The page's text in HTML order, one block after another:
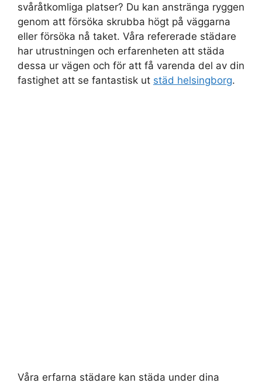
svåråtkomliga platser? Du kan anstränga ryggen
genom att försöka skrubba högt på väggarna
eller försöka nå taket. Våra refererade städare
har utrustningen och erfarenheten att städa
dessa ur vägen och för att få varenda del av din
fastighet att se fantastisk ut städ helsingborg.
Våra erfarna städare kan städa under dina